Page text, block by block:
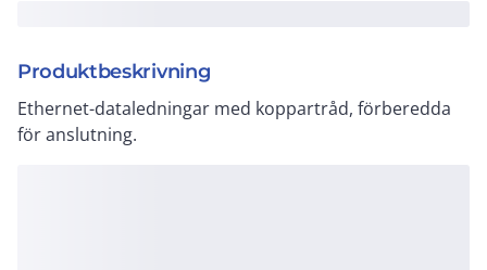
Produktbeskrivning
Ethernet-dataledningar med koppartråd, förberedda
för anslutning.